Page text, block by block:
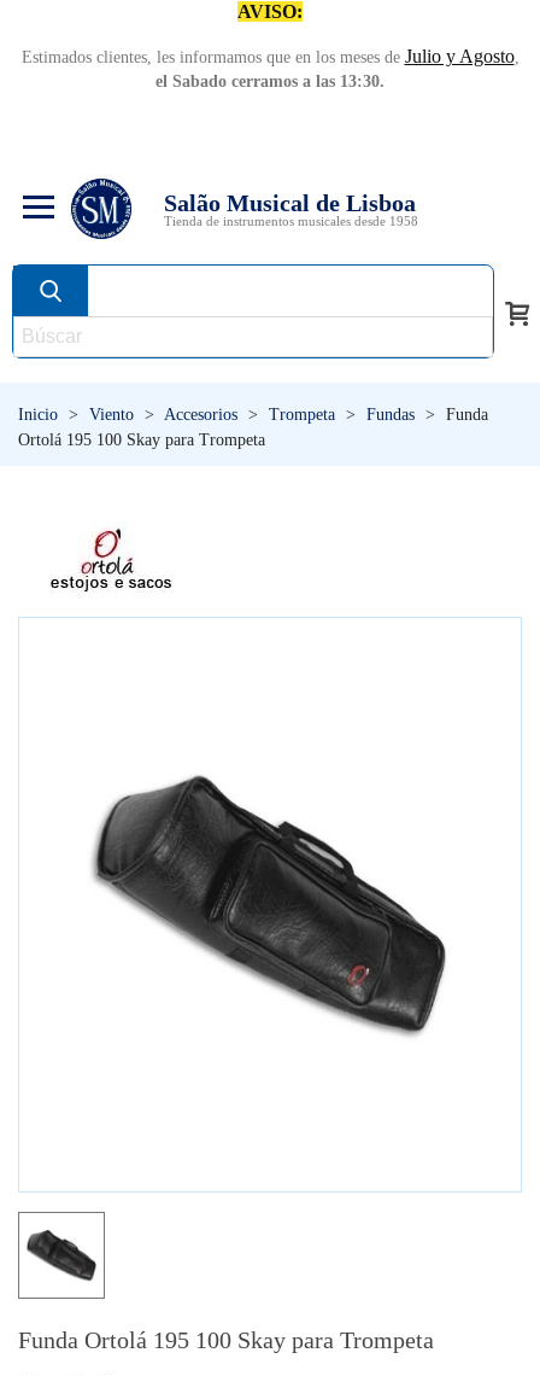
AVISO:
Estimados clientes, les informamos que en los meses de Julio y Agosto,
el Sabado cerramos a las 13:30.
Salão Musical de Lisboa
Tienda de instrumentos musicales desde 1958
Inicio > Viento > Accesorios > Trompeta > Fundas >
Funda
Ortolá 195 100 Skay para Trompeta
Funda Ortolá 195 100 Skay para Trompeta